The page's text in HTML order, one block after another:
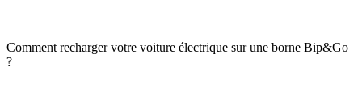
Comment recharger votre voiture électrique sur une borne Bip&Go
?